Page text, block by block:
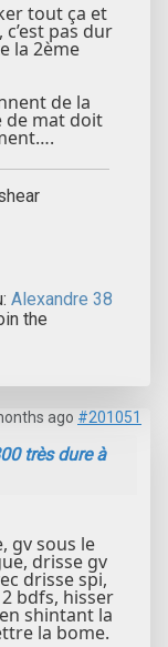
tout ça et
pas dur
la 2ème
de la
de mat doit
Alexandre 38
the
ago #201051
très dure à
gv sous le
drisse gv
drisse spi,
bdfs, hisser
shintant la
la bome.